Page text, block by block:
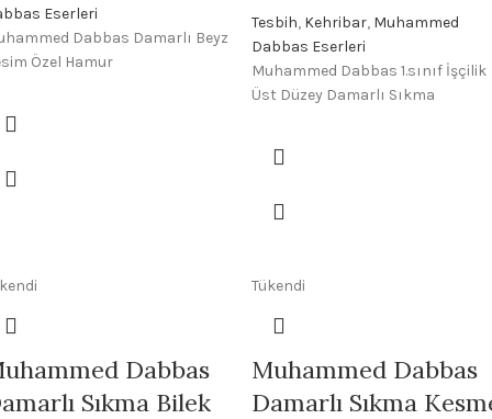
Eserleri
Dabbas Damarlı Beyz
Özel Hamur
Tesbih, Kehribar, Muhammed
Dabbas Eserleri
Muhammed Dabbas 1.sınıf İşçilik
Üst Düzey Damarlı Sıkma
Dabbas
Sıkma Bilek
Tükendi
Muhammed Dabbas
Damarlı Sıkma